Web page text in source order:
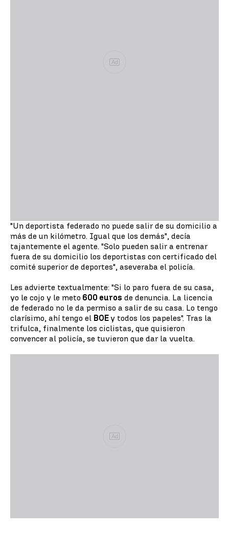
Ad
"Un deportista federado no puede salir de su domicilio a
más de un kilómetro. Igual que los demás", decía
tajantemente el agente. "Solo pueden salir a entrenar
fuera de su domicilio los deportistas con certificado del
comité superior de deportes", aseveraba el policía.
Les advierte textualmente: "Si lo paro fuera de su casa,
yo le cojo y le meto 600 euros de denuncia. La licencia
de federado no le da permiso a salir de su casa. Lo tengo
clarísimo, ahí tengo el BOEy todos los papeles". Tras la
trifulca, finalmente los ciclistas, que quisieron
convencer al policía, se tuvieron que dar la vuelta.
Ad